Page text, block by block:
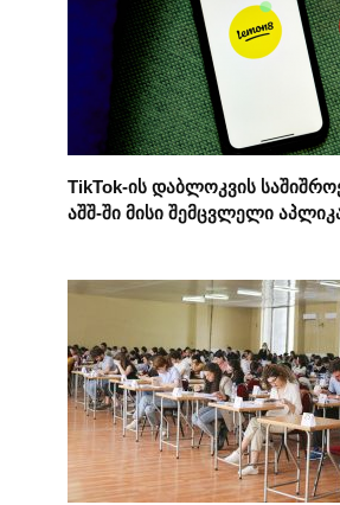
TikTok-ის დაბლოკვის
აშშ-ში მისი შემცვლელი